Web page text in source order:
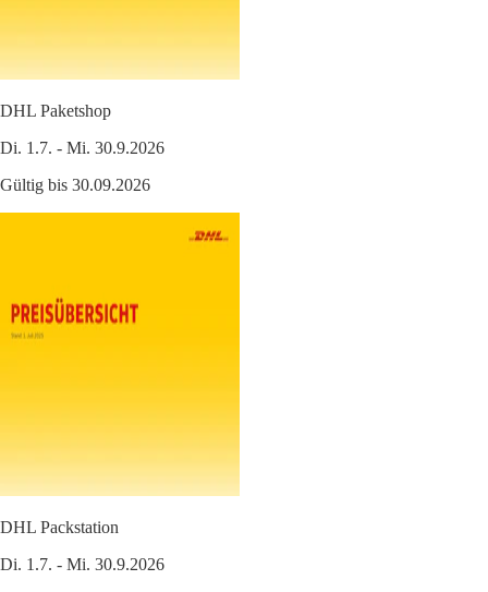
DHL Paketshop
Di. 1.7. - Mi. 30.9.2026
Gültig bis 30.09.2026
DHL Packstation
Di. 1.7. - Mi. 30.9.2026